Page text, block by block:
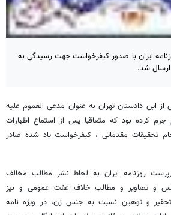
ایران با صدور کیفرخواست جهت رسیدگی به
ارسال شد.
این دادستان تهران به عنوان مدعی العموم علیه
جرم کرده بود که متعاقبا پس از استماع اظهارات
تحقیقات مقدماتی ، کیفرخواست یاد شده صادر
روزنامه ایران به لحاظ نشر مطالب مخالف
و تصاویر و مطالب خلاف عفت عمومی و نیز
تحقیر و توهین نسبت به جنس زن، در ویژه نامه